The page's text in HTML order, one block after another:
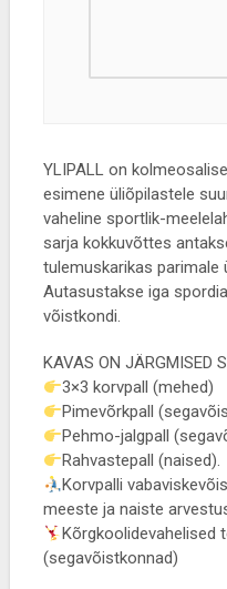
YLIPALL on
esimene üliõpilastele
vaheline sportlik-
sarja kokkuvõttes
tulemuskarikas parimale
Autasustakse iga
võistkondi.
KAVAS ON JÄRGMISED
3×3 korvpall (mehed)
Pimevõrkpall
Pehmo-jalgpall
Rahvastepall (naised).
Korvpalli
meeste ja naiste
Kõrgkoolidevahelised
(segavõistkonnad)